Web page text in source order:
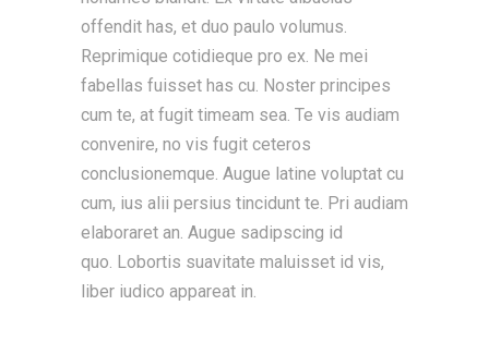
offendit has, et duo paulo volumus.
Reprimique cotidieque pro ex. Ne mei
fabellas fuisset has cu. Noster principes
cum te, at fugit timeam sea. Te vis audiam
convenire, no vis fugit ceteros
conclusionemque. Augue latine voluptat cu
cum, ius alii persius tincidunt te. Pri audiam
elaboraret an. Augue sadipscing id
quo. Lobortis suavitate maluisset id vis,
liber iudico appareat in.